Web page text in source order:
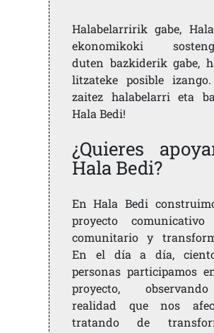
Halabelarririk gabe,
ekonomikoki
duten bazkiderik gabe,
litzateke posible
zaitez halabelarri eta
Hala Bedi!
¿Quieres
Hala Bedi?
En Hala Bedi
proyecto comunicativo
comunitario y
En el día a día,
personas participamos
proyecto,
realidad que nos
tratando de